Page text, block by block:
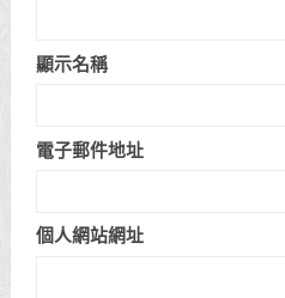
顯示名稱
電子郵件地址
個人網站網址